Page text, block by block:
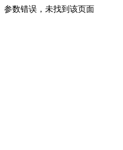
参数错误，未找到该页面